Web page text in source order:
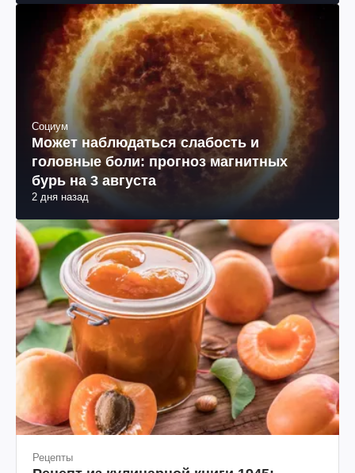
Социум
Может наблюдаться слабость и
головные боли: прогноз магнитных
бурь на 3 августа
2 дня назад
Рецепты